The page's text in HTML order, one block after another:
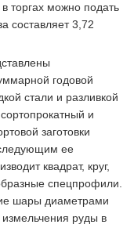
торгах можно подать
составляет 3,72
годовой
стали и разливкой
и
заготовки
ее
квадрат, круг,
спецпрофили.
шары диаметрами
руды в